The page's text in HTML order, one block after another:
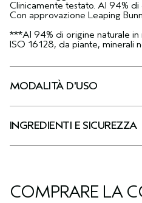
Clinicamente testato. Al 94%
Con approvazione Leaping
***Al 94% di origine naturale in
ISO 16128, da piante, minerali
MODALITÀ D'USO
INGREDIENTI E SICUREZZA
COMPRARE LA